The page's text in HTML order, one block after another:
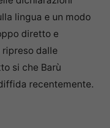
lingua e un modo
diretto e
ripreso dalle
si che Barù
recentemente.